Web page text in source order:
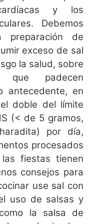
y los
Debemos
de
exceso de sal
la salud, sobre
padecen
antecedente, en
doble del límite
(< de 5 gramos,
por día,
procesados
fiestas tienen
consejos para
use sal con
uso de salsas y
la salsa de